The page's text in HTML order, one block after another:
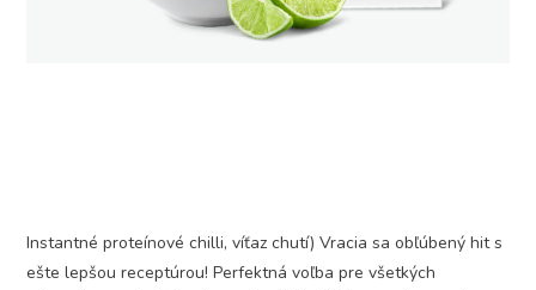
Instantné proteínové chilli, víťaz chutí) Vracia sa obľúbený hit s
ešte lepšou receptúrou! Perfektná voľba pre všetkých